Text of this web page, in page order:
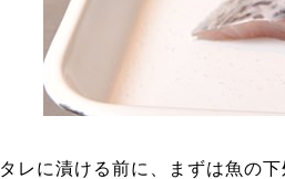
タレに漬ける前に、まずは魚の